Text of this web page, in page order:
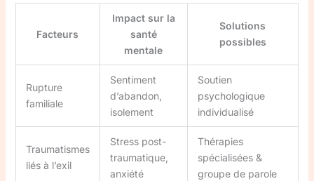
Facteurs
Impact sur la
santé
mentale
Solutions
possibles
Rupture
familiale
Sentiment
d’abandon,
isolement
Soutien
psychologique
individualisé
Traumatismes
liés à l’exil
Stress post-
traumatique,
anxiété
Thérapies
spécialisées &
groupe de parole